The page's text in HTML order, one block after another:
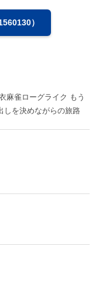
）
麻雀ローグライク もう
しを決めながらの旅路